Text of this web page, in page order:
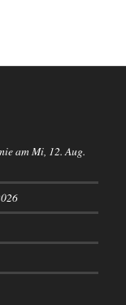
am Mi, 12. Aug.